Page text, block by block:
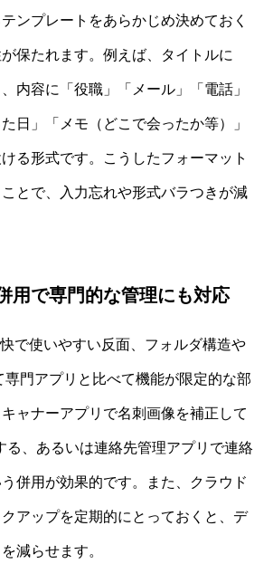
ンプレートをあらかじめ決めておく
保たれます。例えば、タイトルに
内容に「役職」「メール」「電話」
日」「メモ（どこで会ったか等）」
る形式です。こうしたフォーマット
とで、入力忘れや形式バラつきが減
用で専門的な管理にも対応
で使いやすい反面、フォルダ構造や
門アプリと比べて機能が限定的な部
ャナーアプリで名刺画像を補正して
る、あるいは連絡先管理アプリで連絡
併用が効果的です。また、クラウド
アップを定期的にとっておくと、デ
減らせます。